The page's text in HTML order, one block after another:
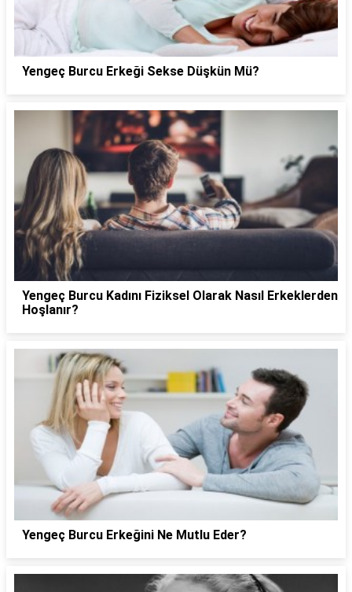
Yengeç Burcu Erkeği Sekse Düşkün Mü?
Yengeç Burcu Kadını Fiziksel Olarak Nasıl Erkeklerden
Hoşlanır?
Yengeç Burcu Erkeğini Ne Mutlu Eder?